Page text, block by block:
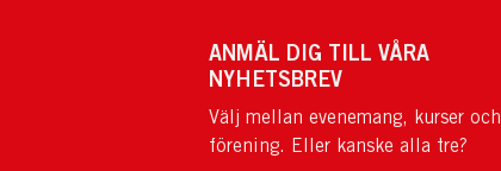
ANMÄL DIG TILL VÅRA
NYHETSBREV
Välj mellan evenemang, kurser och
förening. Eller kanske alla tre?